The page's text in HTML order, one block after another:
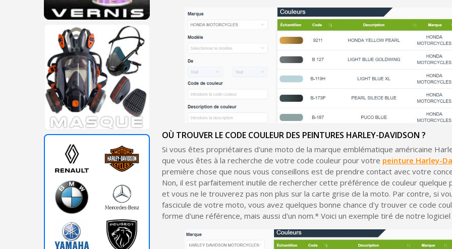
Paiement en 4x sans
Votre devis en ligne
Partagez vos créations et
Gagnez des points de
Livraison sous 24
Retour produits
Réduction de 5€ sur la
10€ de bon d'achat
Inscription à la
Livraison sous 24
Livraison offerte en France
Paiement en 4x sans
Partagez vos créations et
OÙ TROUVER LE CODE COULEUR DES PEINTURES HARLEY-DAVIDSON ?
Si vous êtes propriétaires d'une moto de la marque emblématique américaine
que vous êtes à la recherche de votre code couleur pour votre peinture Harley-
première chose que nous vous conseillons est de prendre contact avec votre
Non, il est parfaitement inutile de rechercher cette préférence de couleur quelque
et vous ne le trouverez pas non plus sur la carte grise de la moto. Par contre, si
fascicule de votre moto, vous avez quelques bonne chance d'y trouver ce code
forme d'une référence, mais aussi d'un nom.* Voici un exemple tiré de notre logiciel